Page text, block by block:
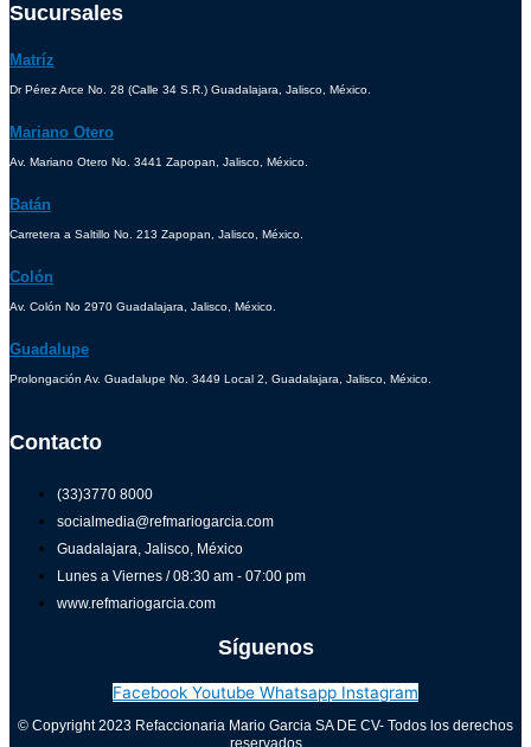
Sucursales
Matríz
Dr Pérez Arce No. 28 (Calle 34 S.R.) Guadalajara, Jalisco, México.
Mariano Otero
Av. Mariano Otero No. 3441 Zapopan, Jalisco, México.
Batán
Carretera a Saltillo No. 213 Zapopan, Jalisco, México.
Colón
Av. Colón No 2970 Guadalajara, Jalisco, México.
Guadalupe
Prolongación Av. Guadalupe No. 3449 Local 2, Guadalajara, Jalisco, México.
Contacto
(33)3770 8000
socialmedia@refmariogarcia.com
Guadalajara, Jalisco, México
Lunes a Viernes / 08:30 am - 07:00 pm
www.refmariogarcia.com
Síguenos
Facebook Youtube Whatsapp Instagram
© Copyright 2023 Refaccionaria Mario Garcia SA DE CV- Todos los derechos
reservados